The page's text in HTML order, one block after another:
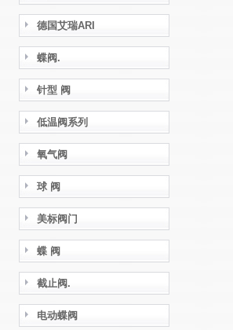
德国艾瑞ARI
蝶阀.
针型 阀
低温阀系列
氧气阀
球 阀
美标阀门
蝶 阀
截止阀.
电动蝶阀